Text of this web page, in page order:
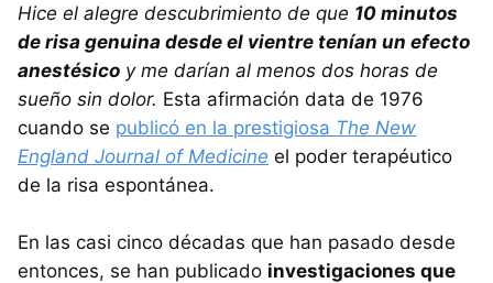
Hice el alegre descubrimiento de que 10 minutos
de risa genuina desde el vientre tenían un efecto
anestésico y me darían al menos dos horas de
sueño sin dolor. Esta afirmación data de 1976
cuando se publicó en la prestigiosa The New
England Journal of Medicine el poder terapéutico
de la risa espontánea.
En las casi cinco décadas que han pasado desde
entonces, se han publicado investigaciones que